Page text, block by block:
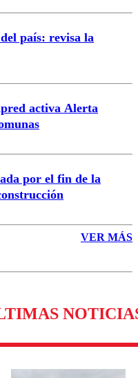
país: revisa la
activa Alerta
por el fin de la
VER MÁS